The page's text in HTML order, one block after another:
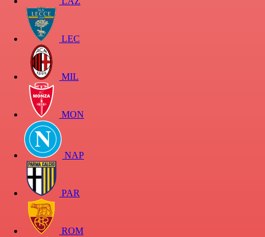
LEC
MIL
MON
NAP
PAR
ROM